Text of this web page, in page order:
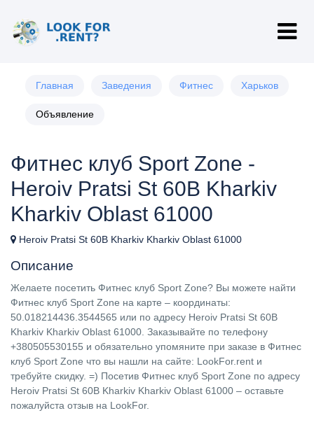
Главная Заведения Фитнес Харьков
Объявление
Фитнес клуб Sport Zone -
Heroiv Pratsi St 60В Kharkiv
Kharkiv Oblast 61000
Heroiv Pratsi St 60В Kharkiv Kharkiv Oblast 61000
Описание
Желаете посетить Фитнес клуб Sport Zone? Вы можете найти
Фитнес клуб Sport Zone на карте – координаты:
50.018214436.3544565 или по адресу Heroiv Pratsi St 60В
Kharkiv Kharkiv Oblast 61000. Заказывайте по телефону
+380505530155 и обязательно упомяните при заказе в Фитнес
клуб Sport Zone что вы нашли на сайте: LookFor.rent и
требуйте скидку. =) Посетив Фитнес клуб Sport Zone по адресу
Heroiv Pratsi St 60В Kharkiv Kharkiv Oblast 61000 – оставьте
пожалуйста отзыв на LookFor.